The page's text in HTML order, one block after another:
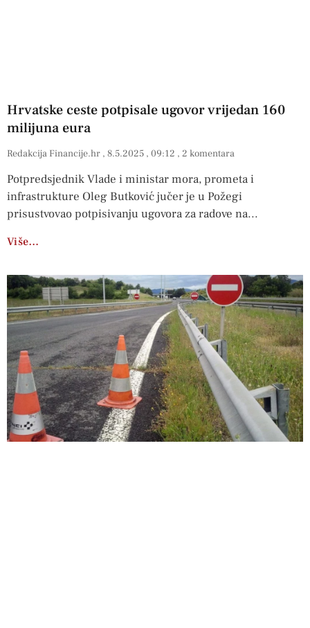
Hrvatske ceste potpisale ugovor vrijedan 160
milijuna eura
Redakcija Financije.hr 8.5.2025 09:12 2 komentara
Potpredsjednik Vlade i ministar mora, prometa i
infrastrukture Oleg Butković jučer je u Požegi
prisustvovao potpisivanju ugovora za radove na
Više…